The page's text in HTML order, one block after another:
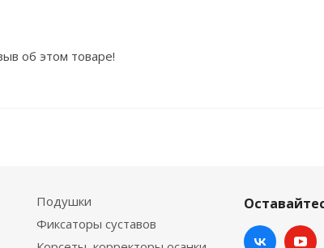
об этом товаре!
Подушки
Фиксаторы суставов